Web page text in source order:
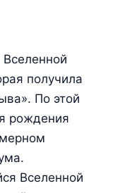
получила
По этой
рождения
Вселенной